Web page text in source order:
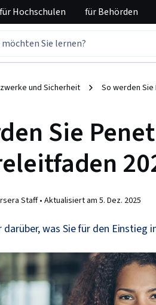
für Hochschulen fürBehörden
und Sicherheit So werden
Sie
Staff •Aktualisiert am 5. Dez. 2025
darüber, was Sie für den